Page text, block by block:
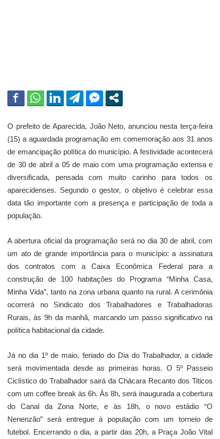
O prefeito de Aparecida, João Neto, anunciou nesta terça-feira
(15) a aguardada programação em comemoração aos 31 anos
de emancipação política do município. A festividade acontecerá
de 30 de abril a 05 de maio com uma programação extensa e
diversificada, pensada com muito carinho para todos os
aparecidenses. Segundo o gestor, o objetivo é celebrar essa
data tão importante com a presença e participação de toda a
população.
A abertura oficial da programação será no dia 30 de abril, com
um ato de grande importância para o município: a assinatura
dos contratos com a Caixa Econômica Federal para a
construção de 100 habitações do Programa “Minha Casa,
Minha Vida”, tanto na zona urbana quanto na rural. A cerimônia
ocorrerá no Sindicato dos Trabalhadores e Trabalhadoras
Rurais, às 9h da manhã, marcando um passo significativo na
política habitacional da cidade.
Já no dia 1º de maio, feriado do Dia do Trabalhador, a cidade
será movimentada desde as primeiras horas. O 5º Passeio
Ciclístico do Trabalhador sairá da Chácara Recanto dos Titicos
com um coffee break às 6h. Às 8h, será inaugurada a cobertura
do Canal da Zona Norte, e às 18h, o novo estádio “O
Nenenzão” será entregue à população com um torneio de
futebol. Encerrando o dia, a partir das 20h, a Praça João Vital